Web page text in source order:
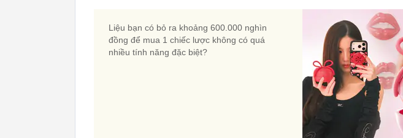
Liệu bạn có bỏ ra khoảng 600.000 nghìn
đồng để mua 1 chiếc lược không có quá
nhiều tính năng đặc biệt?